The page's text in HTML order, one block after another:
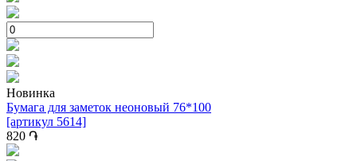
Новинка
Бумага для заметок неоновый 76*100
[артикул 5614]
820 ֏